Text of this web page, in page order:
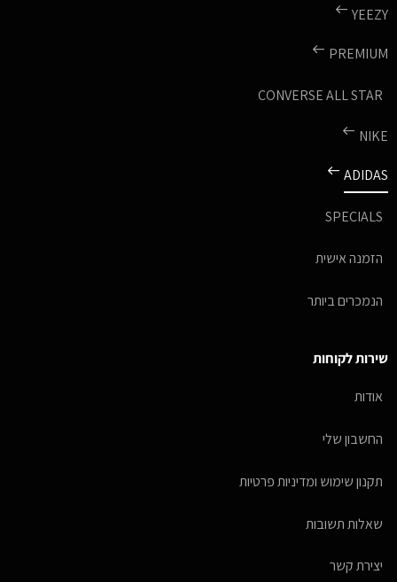
YEEZY
PREMIUM
CONVERSE ALL STAR
NIKE
ADIDAS
SPECIALS
הזמנה אישית
הנמכרים ביותר
שירות לקוחות
אודות
החשבון שלי
תקנון שימוש ומדיניות פרטיות
שאלות תשובות
יצירת קשר